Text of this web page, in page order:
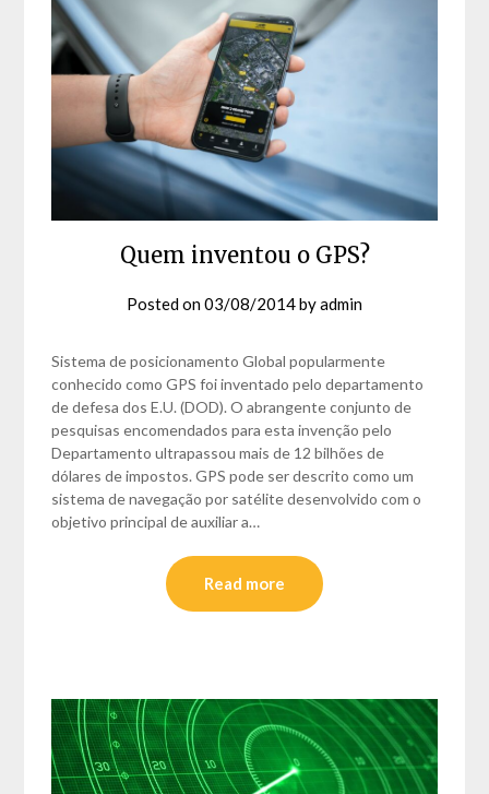
Quem inventou o GPS?
Posted on03/08/2014byadmin
Sistema de posicionamento Global popularmente
conhecido como GPS foi inventado pelo departamento
de defesa dos E.U. (DOD). O abrangente conjunto de
pesquisas encomendados para esta invenção pelo
Departamento ultrapassou mais de 12 bilhões de
dólares de impostos. GPS pode ser descrito como um
sistema de navegação por satélite desenvolvido com o
objetivo principal de auxiliar a…
Read more